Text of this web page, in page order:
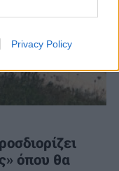
Privacy Policy
όπου θα